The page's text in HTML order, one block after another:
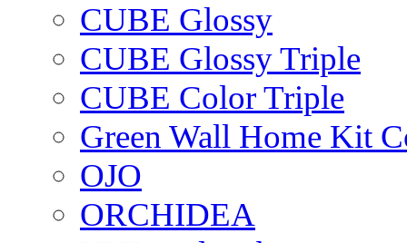
CUBE Glossy
CUBE Glossy Triple
CUBE Color Triple
Green Wall Home Kit
OJO
ORCHIDEA